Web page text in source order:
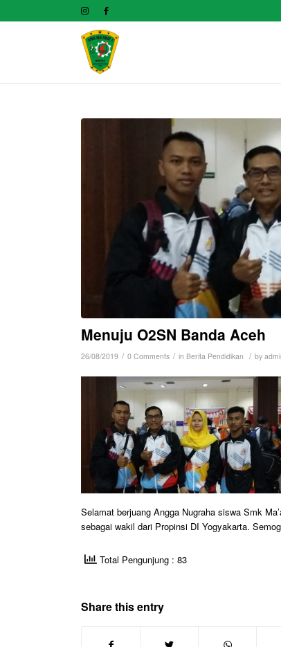
Menuju O2SN Banda Aceh
26/08/2019 / 0 Comments / in Berita Pendidikan / by
Selamat berjuang Angga Nugraha siswa Smk
sebagai wakil dari Propinsi DI Yogyakarta.
Total Pengunjung : 83
Share this entry